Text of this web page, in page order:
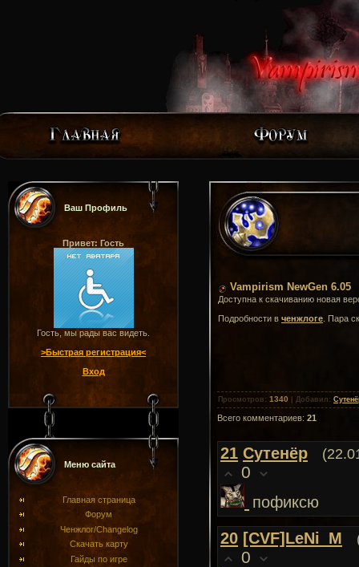
Ваш Профиль
Привет: Гость
Гость, мы рады вас видеть.
>Быстрая регистрация<
Вход
Меню сайта
Главная страница
Форум
Ченжлог/Changelog
Скачать карту
Гайды по игре
Vampirism NewGen 6.05
Доступна к скачиванию новая
Подробности в ченжлоге . Пара
Просмотров : 1340 Добавил :
Всего комментариев: 21
21 Сутенёр
0
пофиксю
20 [CVF]LeNi_M
0